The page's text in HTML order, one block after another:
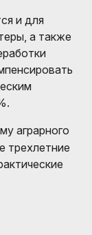
и для
а также
аграрного
трехлетние